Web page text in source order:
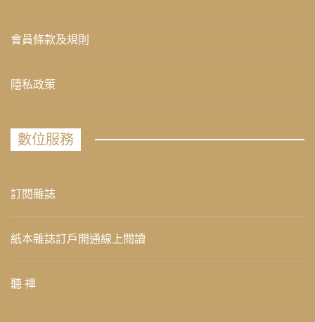
會員條款及規則
隱私政策
數位服務
訂閱雜誌
紙本雜誌訂戶開通線上閱讀
聽 禪